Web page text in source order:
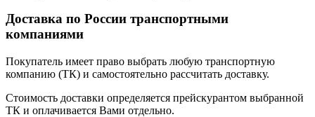
Доставка по России транспортными
компаниями
Покупатель имеет право выбрать любую транспортную
компанию (ТК) и самостоятельно рассчитать доставку.
Стоимость доставки определяется прейскурантом выбранной
ТК и оплачивается Вами отдельно.